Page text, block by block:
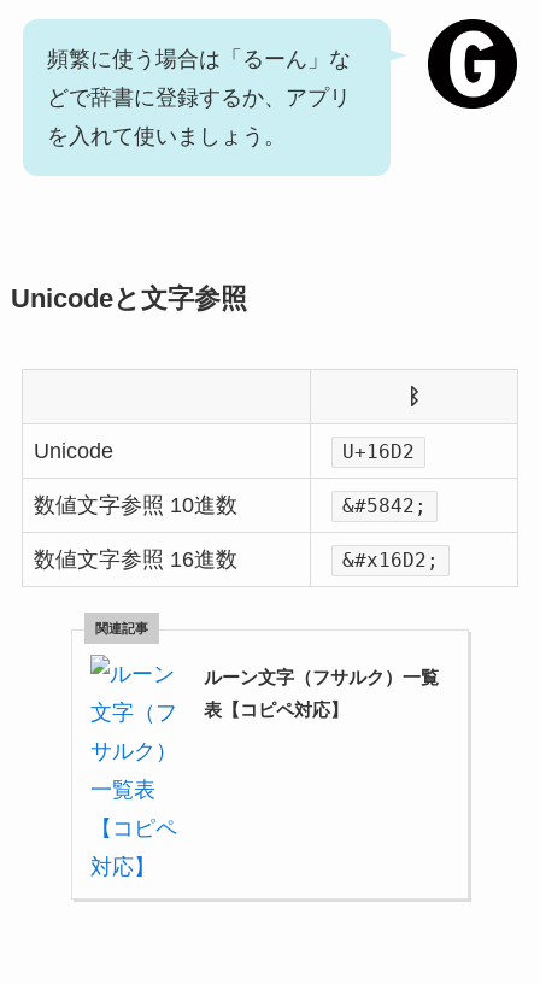
頻繁に使う場合は「るーん」な
どで辞書に登録するか、アプリ
を入れて使いましょう。
Unicodeと文字参照
ᛒ
Unicode U+16D2
数値文字参照 10進数 &#5842;
数値文字参照 16進数 &#x16D2;
ルーン文字（フサルク）一覧
表【コピペ対応】